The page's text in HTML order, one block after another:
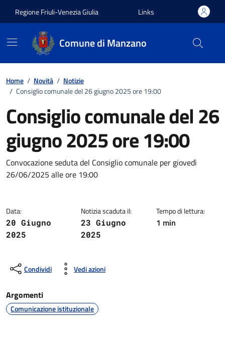
Regione Friuli-Venezia Giulia Links
Comune di Manzano
Home / Novità / Notizie
/ Consiglio comunale del 26 giugno 2025 ore 19:00
Consiglio comunale del 26
giugno 2025 ore 19:00
Dettagli della notizia
Convocazione seduta del Consiglio comunale per giovedì
26/06/2025 alle ore 19:00
Data:
20 Giugno
2025
Notizia scaduta il:
23 Giugno
2025
Tempo di lettura:
1 min
Condividi Vedi azioni
Argomenti
Comunicazione istituzionale